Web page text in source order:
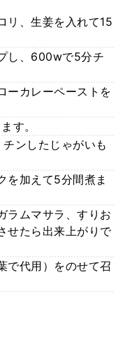
リ、生姜を入れて15
し、600wで5分チ
ーカレーペーストを
す。
ンしたじゃがいも
を加えて5分間煮ま
ラムマサラ、すりお
せたら出来上がりで
で代用）をのせて召